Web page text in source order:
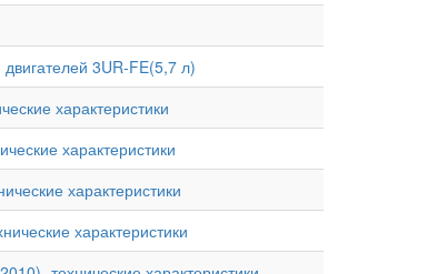
3UR-FE(5,7 л)
характеристики
характеристики
характеристики
характеристики